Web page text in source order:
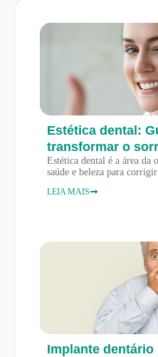
Estética dental:
transformar o
Estética dental é a área da
saúde e beleza para
LEIA MAIS
Implante